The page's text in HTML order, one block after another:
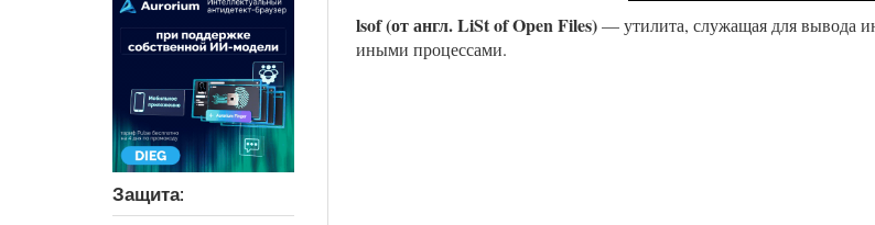
Защита:
lsof (от англ. LiSt of Open Files)— утилита, служащая для вывода
иными процессами.